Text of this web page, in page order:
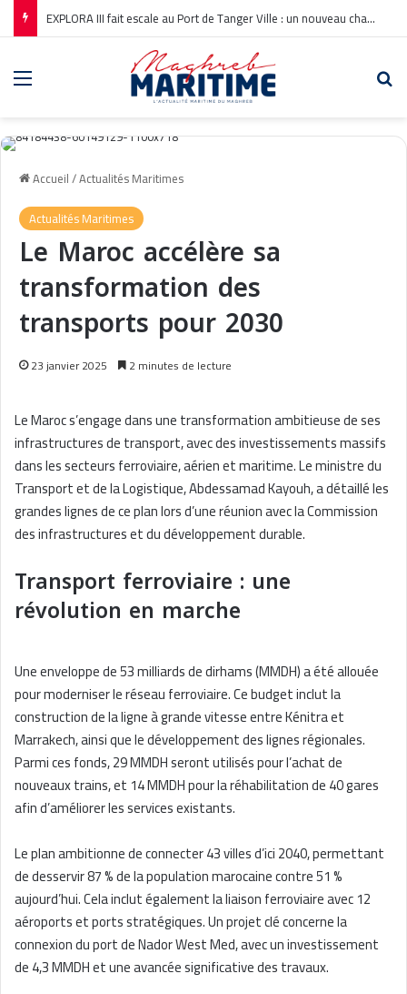
EXPLORA III fait escale au Port de Tanger Ville : un nouveau chapitre pour la croisière en Méditerranée
Accueil/Actualités Maritimes
Actualités Maritimes
Le Maroc accélère sa
transformation des
transports pour 2030
23 janvier 2025 2 minutes de lecture
Le Maroc s’engage dans une transformation ambitieuse de ses
infrastructures de transport, avec des investissements massifs
dans les secteurs ferroviaire, aérien et maritime. Le ministre du
Transport et de la Logistique, Abdessamad Kayouh, a détaillé les
grandes lignes de ce plan lors d’une réunion avec la Commission
des infrastructures et du développement durable.
Transport ferroviaire : une
révolution en marche
Une enveloppe de 53 milliards de dirhams (MMDH) a été allouée
pour moderniser le réseau ferroviaire. Ce budget inclut la
construction de la ligne à grande vitesse entre Kénitra et
Marrakech, ainsi que le développement des lignes régionales.
Parmi ces fonds, 29 MMDH seront utilisés pour l’achat de
nouveaux trains, et 14 MMDH pour la réhabilitation de 40 gares
afin d’améliorer les services existants.
Le plan ambitionne de connecter 43 villes d’ici 2040, permettant
de desservir 87 % de la population marocaine contre 51 %
aujourd’hui. Cela inclut également la liaison ferroviaire avec 12
aéroports et ports stratégiques. Un projet clé concerne la
connexion du port de Nador West Med, avec un investissement
de 4,3 MMDH et une avancée significative des travaux.